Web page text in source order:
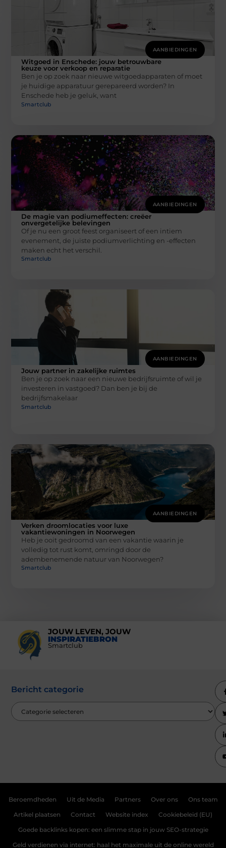
AANBIEDINGEN
Witgoed in Enschede: jouw betrouwbare
keuze voor verkoop en reparatie
Ben je op zoek naar nieuwe witgoedapparaten of moet
je huidige apparatuur gerepareerd worden? In
Enschede heb je geluk, want
Smartclub
AANBIEDINGEN
De magie van podiumeffecten: creëer
onvergetelijke belevingen
Of je nu een groot feest organiseert of een intiem
evenement, de juiste podiumverlichting en -effecten
maken echt het verschil.
Smartclub
AANBIEDINGEN
Jouw partner in zakelijke ruimtes
Ben je op zoek naar een nieuwe bedrijfsruimte of wil je
investeren in vastgoed? Dan ben je bij de
bedrijfsmakelaar
Smartclub
AANBIEDINGEN
Verken droomlocaties voor luxe
vakantiewoningen in Noorwegen
Heb je ooit gedroomd van een vakantie waarin je
volledig tot rust komt, omringd door de
adembenemende natuur van Noorwegen?
Smartclub
JOUW LEVEN, JOUW
INSPIRATIEBRON
Smartclub
Bericht categorie
Beroemdheden Uit de Media Partners Over ons Ons team
Artikel plaatsen Contact Website index Cookiebeleid (EU)
Goede backlinks kopen: een slimme stap in jouw SEO-strategie
Geld verdienen via internet: haal het maximale uit de online wereld